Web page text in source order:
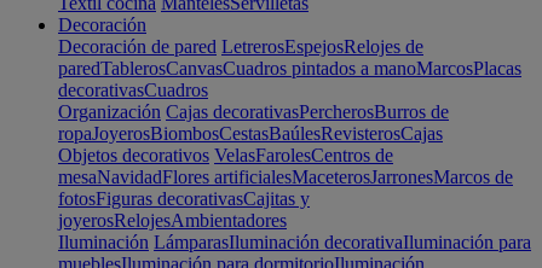
Decoración
Decoración de pared LetrerosEspejosRelojes de
paredTablerosCanvasCuadros pintados a manoMarcosPlacas
decorativasCuadros
Organización Cajas decorativasPercherosBurros de
ropaJoyerosBiombosCestasBaúlesRevisterosCajas
Objetos decorativos VelasFarolesCentros de
mesaNavidadFlores artificialesMaceterosJarronesMarcos de
fotosFiguras decorativasCajitas y
joyerosRelojesAmbientadores
Iluminación LámparasIluminación decorativaIluminación para
mueblesIluminación para dormitorioIluminación